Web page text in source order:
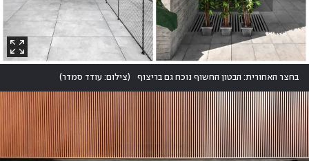
בחצר האחורית: הבטון החשוף נוכח גם בריצוף (צילום: עודד סמדר)